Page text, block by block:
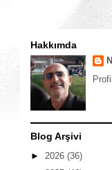
Hakkımda
Blog Arşivi
► 2026 (36)